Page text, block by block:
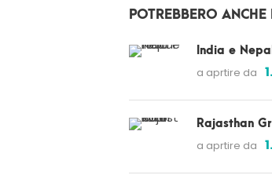
POTREBBERO ANCHE
India e Nepal
a aprtire da
Rajasthan
a aprtire da